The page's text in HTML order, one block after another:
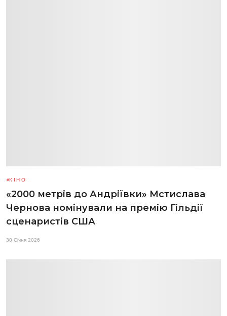
КІНО
«2000 метрів до Андріївки» Мстислава
Чернова номінували на премію Гільдії
сценаристів США
30 Січня 2026